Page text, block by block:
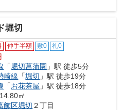
堀切
仲手半額 敷0 礼0
「堀切菖蒲園 」駅 徒歩5分
崎線 「堀切 」駅 徒歩19分
「お花茶屋 」駅 徒歩18分
㎡
飾区堀切 ２丁目